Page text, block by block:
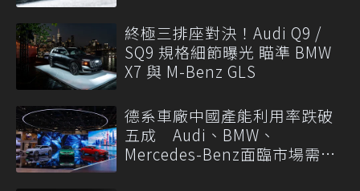
終極三排座對決！Audi Q9 /
SQ9 規格細節曝光 瞄準 BMW
X7 與 M-Benz GLS
德系車廠中國產能利用率跌破
五成 Audi、BMW、
Mercedes-Benz面臨市場需求